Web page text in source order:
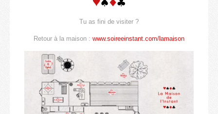
Tu as fini de visiter ?
Retour à la maison : www.soireeinstant.com/lamaison